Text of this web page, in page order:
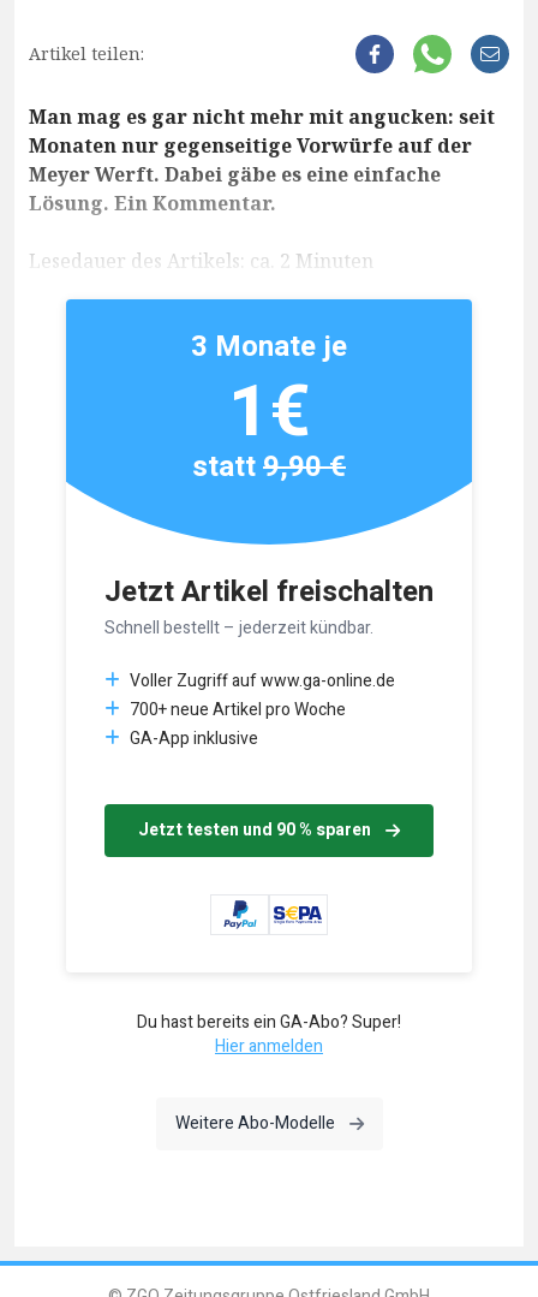
Artikel teilen:
Man mag es gar nicht mehr mit angucken: seit
Monaten nur gegenseitige Vorwürfe auf der
Meyer Werft. Dabei gäbe es eine einfache
Lösung. Ein Kommentar.
Lesedauer des Artikels: ca. 2 Minuten
Jetzt Artikel freischalten
Schnell bestellt – jederzeit kündbar.
Voller Zugriff auf www.ga-online.de
700+ neue Artikel pro Woche
GA-App inklusive
Jetzt testen und 90 % sparen
3 Monate je
1€
statt9,90 €
Du hast bereits ein GA-Abo? Super!
Hier anmelden
Weitere Abo-Modelle